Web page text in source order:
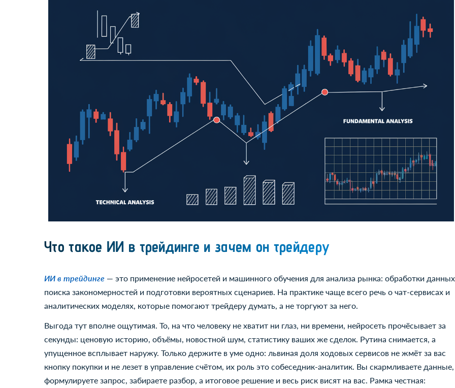
Что такое ИИ в трейдинге и зачем он трейдеру
ИИ в трейдинге — это применение нейросетей и машинного обучения для анализа рынка: обработки
поиска закономерностей и подготовки вероятных сценариев. На практике чаще всего речь о чат-сервисах и
аналитических моделях, которые помогают трейдеру думать, а не торгуют за него.
Выгода тут вполне ощутимая. То, на что человеку не хватит ни глаз, ни времени, нейросеть прочёсывает за
секунды: ценовую историю, объёмы, новостной шум, статистику ваших же сделок. Рутина снимается, а
упущенное всплывает наружу. Только держите в уме одно: львиная доля ходовых сервисов не жмёт за вас
кнопку покупки и не лезет в управление счётом, их роль это собеседник-аналитик. Вы скармливаете данные,
формулируете запрос, забираете разбор, а итоговое решение и весь риск висят на вас. Рамка честная: